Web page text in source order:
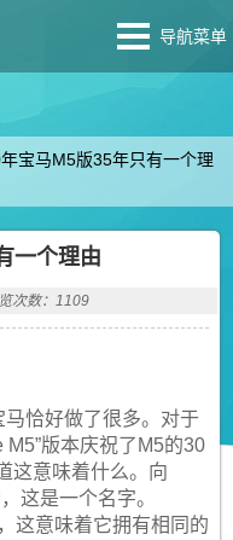
导航菜单
宝马M5版35年只有一个理
一个理由
次数：1109
恰好做了很多。对于
M5”版本庆祝了M5的30
这意味着什么。向
这是一个名字。
这意味着它拥有相同的